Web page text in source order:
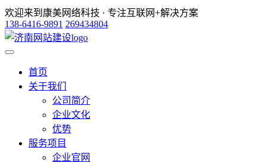
欢迎来到康美网络科技 · 专注互联网+解决方案
138-6416-9891 269434804
首页
关于我们
公司简介
企业文化
优势
服务项目
企业官网